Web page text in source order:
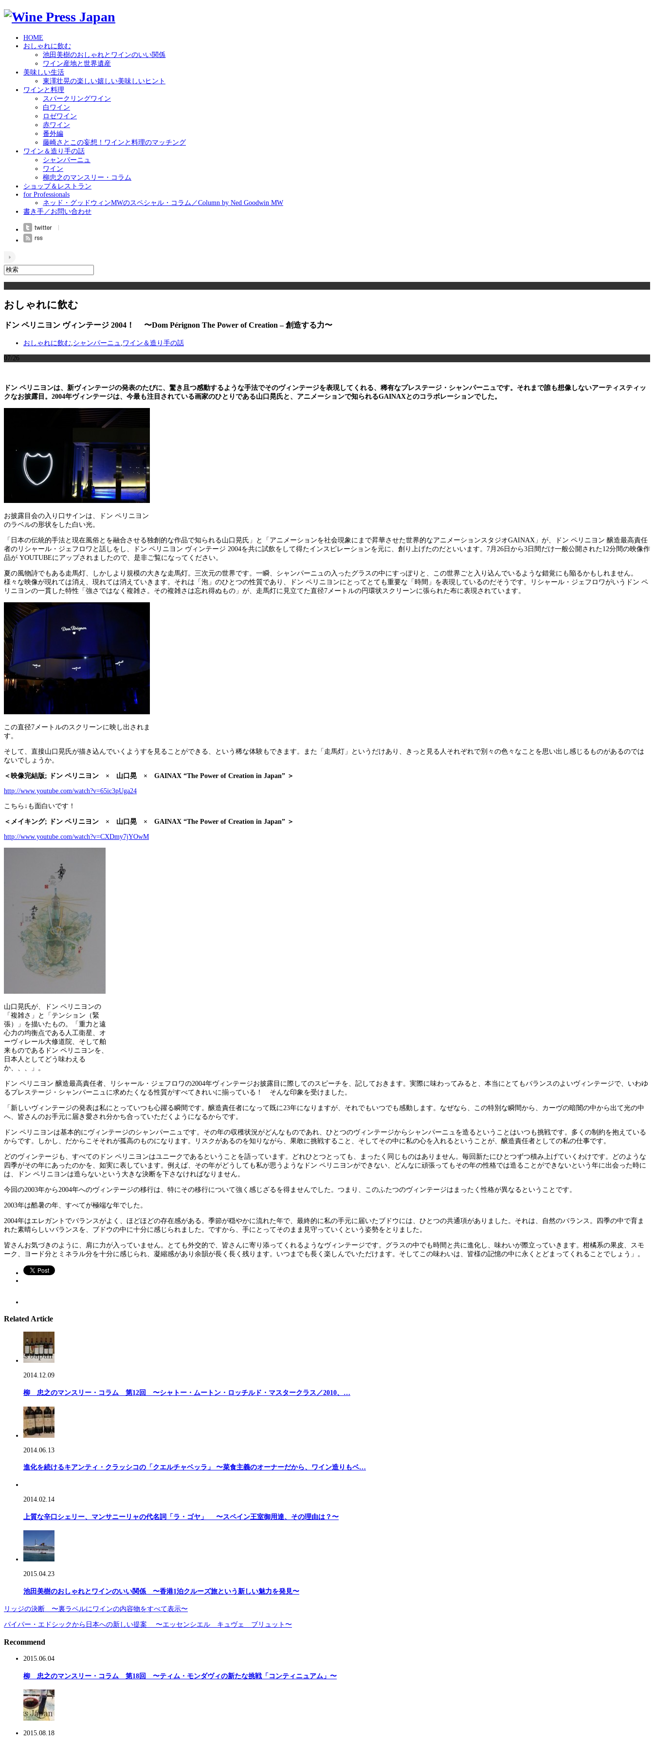
HOME
おしゃれに飲む
池田美樹のおしゃれとワインのいい関係
ワイン産地と世界遺産
美味しい生活
東澤壮晃の楽しい嬉しい美味しいヒント
ワインと料理
スパークリングワイン
白ワイン
ロゼワイン
赤ワイン
番外編
藤崎さとこの妄想！ワインと料理のマッチング
ワイン＆造り手の話
シャンパーニュ
ワイン
柳忠之のマンスリー・コラム
ショップ＆レストラン
for Professionals
ネッド・グッドウィンMWのスペシャル・コラム／Column by Ned Goodwin MW
書き手／お問い合わせ
おしゃれに飲む
ドン ペリニヨン ヴィンテージ 2004！ 〜Dom Pérignon The Power of Creation – 創造する力〜
おしゃれに飲む シャンパーニュ ワイン＆造り手の話
07/26
ドン ペリニヨンは、新ヴィンテージの発表のたびに、驚き且つ感動するような手法でそのヴィンテージを表現してくれる、稀有なプレステージ・シャンパーニュです。それまで誰も想像しないアーティスティッ
クなお披露目。2004年ヴィンテージは、今最も注目されている画家のひとりである山口晃氏と、アニメーションで知られるGAINAXとのコラボレーションでした。
お披露目会の入り口サインは、ドン ペリニヨン
のラベルの形状をした白い光。
「日本の伝統的手法と現在風俗とを融合させる独創的な作品で知られる山口晃氏」と「アニメーションを社会現象にまで昇華させた世界的なアニメーションスタジオGAINAX」が、ドン ペリニヨン 醸造最高責任
者のリシャール・ジェフロワと話しをし、ドン ペリニヨン ヴィンテージ 2004を共に試飲をして得たインスピレーションを元に、創り上げたのだといいます。7月26日から3日間だけ一般公開された12分間の映像作
品が YOUTUBEにアップされましたので、是非ご覧になってください。
夏の風物詩でもある走馬灯、しかしより規模の大きな走馬灯。三次元の世界です。一瞬、シャンパーニュの入ったグラスの中にすっぽりと、この世界ごと入り込んでいるような錯覚にも陥るかもしれません。
様々な映像が現れては消え、現れては消えていきます。それは「泡」のひとつの性質であり、ドン ペリニヨンにとってとても重要な「時間」を表現しているのだそうです。リシャール・ジェフロワがいうドン ペ
リニヨンの一貫した特性「強さではなく複雑さ。その複雑さは忘れ得ぬもの」が、走馬灯に見立てた直径7メートルの円環状スクリーンに張られた布に表現されています。
この直径7メートルのスクリーンに映し出されま
す。
そして、直接山口晃氏が描き込んでいくようすを見ることができる、という稀な体験もできます。また「走馬灯」というだけあり、きっと見る人それぞれで別々の色々なことを思い出し感じるものがあるのでは
ないでしょうか。
＜映像完結版; ドン ペリニヨン × 山口晃 × GAINAX “The Power of Creation in Japan” ＞
http://www.youtube.com/watch?v=65ic3pUga24
こちら↓も面白いです！
＜メイキング; ドン ペリニヨン × 山口晃 × GAINAX “The Power of Creation in Japan” ＞
http://www.youtube.com/watch?v=CXDmy7jYOwM
山口晃氏が、ドン ペリニヨンの
「複雑さ」と「テンション（緊
張）」を描いたもの。「重力と遠
心力の均衡点である人工衛星、オ
ーヴィレール大修道院、そして舶
来ものであるドン ペリニヨンを、
日本人としてどう味わえる
か、、、」。
ドン ペリニヨン 醸造最高責任者、リシャール・ジェフロワの2004年ヴィンテージお披露目に際してのスピーチを、記しておきます。実際に味わってみると、本当にとてもバランスのよいヴィンテージで、いわゆ
るプレステージ・シャンパーニュに求めたくなる性質がすべてきれいに揃っている！ そんな印象を受けました。
「新しいヴィンテージの発表は私にとっていつも心躍る瞬間です。醸造責任者になって既に23年になりますが、それでもいつでも感動します。なぜなら、この特別な瞬間から、カーヴの暗闇の中から出て光の中
へ、皆さんのお手元に届き愛され分かち合っていただくようになるからです。
ドン ペリニヨンは基本的にヴィンテージのシャンパーニュです。その年の収穫状況がどんなものであれ、ひとつのヴィンテージからシャンパーニュを造るということはいつも挑戦です。多くの制約を抱えている
からです。しかし、だからこそそれが孤高のものになります。リスクがあるのを知りながら、果敢に挑戦すること、そしてその中に私の心を入れるということが、醸造責任者としての私の仕事です。
どのヴィンテージも、すべてのドン ペリニヨンはユニークであるということを語っています。どれひとつとっても、まったく同じものはありません。毎回新たにひとつずつ積み上げていくわけです。どのような
四季がその年にあったのかを、如実に表しています。例えば、その年がどうしても私が思うようなドン ペリニヨンができない、どんなに頑張ってもその年の性格では造ることができないという年に出会った時に
は、ドン ペリニヨンは造らないという大きな決断を下さなければなりません。
今回の2003年から2004年へのヴィンテージの移行は、特にその移行について強く感じざるを得ませんでした。つまり、このふたつのヴィンテージはまったく性格が異なるということです。
2003年は酷暑の年、すべてが極端な年でした。
2004年はエレガントでバランスがよく、ほどほどの存在感がある。季節が穏やかに流れた年で、最終的に私の手元に届いたブドウには、ひとつの共通項がありました。それは、自然のバランス。四季の中で育ま
れた素晴らしいバランスを、ブドウの中に十分に感じられました。ですから、手にとってそのまま見守っていくという姿勢をとりました。
皆さんお気づきのように、肩に力が入っていません。とても外交的で、皆さんに寄り添ってくれるようなヴィンテージです。グラスの中でも時間と共に進化し、味わいが際立っていきます。柑橘系の果皮、スモ
ーク、ヨード分とミネラル分を十分に感じられ、凝縮感があり余韻が長く長く残ります。いつまでも長く楽しんでいただけます。そしてこの味わいは、皆様の記憶の中に永くとどまってくれることでしょう」。
Related Article
2014.12.09
柳 忠之のマンスリー・コラム 第12回 〜シャトー・ムートン・ロッチルド・マスタークラス／2010、…
2014.06.13
進化を続けるキアンティ・クラッシコの「クエルチャベッラ」 〜菜食主義のオーナーだから、ワイン造りもベ…
2014.02.14
上質な辛口シェリー、マンサニーリャの代名詞「ラ・ゴヤ」 〜スペイン王室御用達、その理由は？〜
2015.04.23
池田美樹のおしゃれとワインのいい関係 〜香港1泊クルーズ旅という新しい魅力を発見〜
リッジの決断 〜裏ラベルにワインの内容物をすべて表示〜
パイパー・エドシックから日本への新しい提案 〜エッセンシエル キュヴェ ブリュット〜
Recommend
2015.06.04
柳 忠之のマンスリー・コラム 第18回 〜ティム・モンダヴィの新たな挑戦「コンティニュアム」〜
2015.08.18